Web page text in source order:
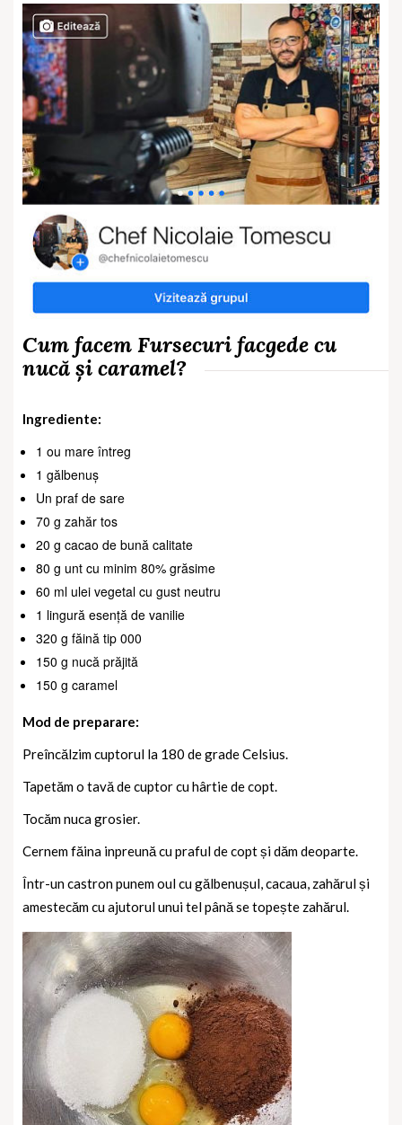
Cum facem Fursecuri facgede cu
nucă și caramel?
Ingrediente:
1 ou mare întreg
1 gălbenuș
Un praf de sare
70 g zahăr tos
20 g cacao de bună calitate
80 g unt cu minim 80% grăsime
60 ml ulei vegetal cu gust neutru
1 lingură esență de vanilie
320 g făină tip 000
150 g nucă prăjită
150 g caramel
Mod de preparare:
Preîncălzim cuptorul la 180 de grade Celsius.
Tapetăm o tavă de cuptor cu hârtie de copt.
Tocăm nuca grosier.
Cernem făina inpreună cu praful de copt și dăm deoparte.
Într-un castron punem oul cu gălbenușul, cacaua, zahărul și
amestecăm cu ajutorul unui tel până se topește zahărul.